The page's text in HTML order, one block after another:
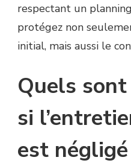
respectant un
protégez non
initial, mais aussi le
Quels
si
est négligé